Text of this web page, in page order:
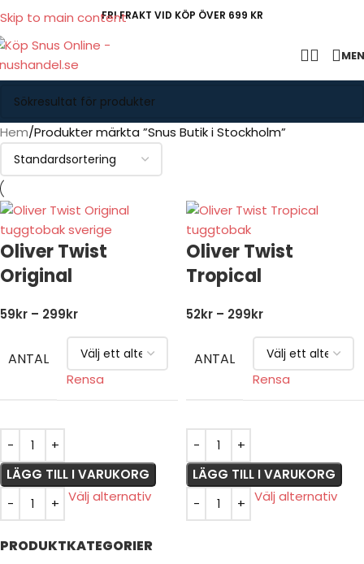
Skip to main contentFRI FRAKT VID KÖP ÖVER 699 KR
PRODUKTKATEGORIER
Hem Produkter märkta ”Snus Butik i Stockholm”
Oliver Twist
Original
59kr – 299kr
ANTAL
Rensa
LÄGG TILL I VARUKORG
Välj alternativ
Oliver Twist
Tropical
52kr – 299kr
ANTAL
Rensa
LÄGG TILL I VARUKORG
Välj alternativ